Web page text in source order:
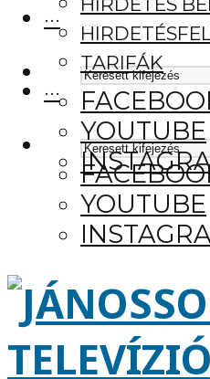
···
YOUTUBE
TARIFÁK
···
YOUTUBE